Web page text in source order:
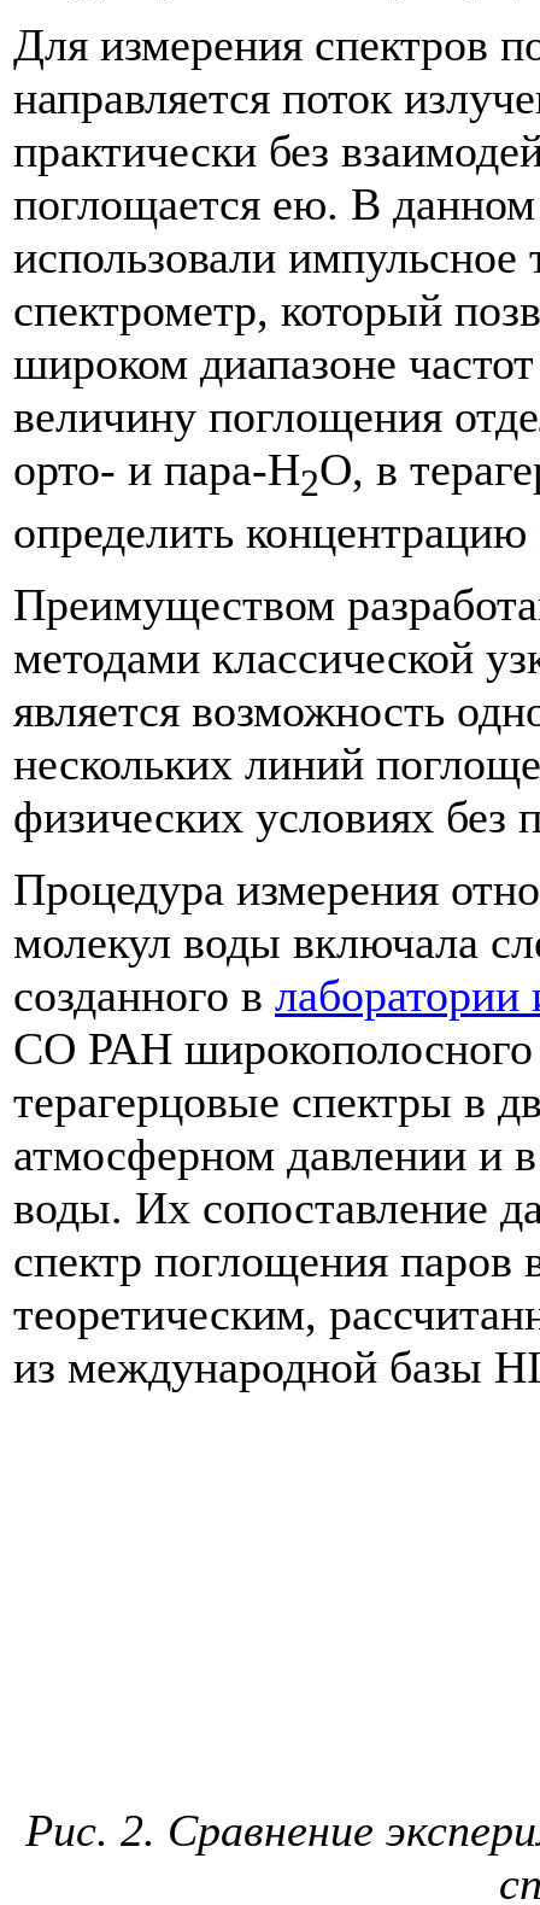
Для измерения спектров
направляется поток
практически без
поглощается ею. В
использовали импульсное
спектрометр, который
широком диапазоне
величину поглощения
орто- и пара-H2O, в
определить
Преимуществом
методами классической
является возможность
нескольких линий
физических условиях без
Процедура измерения
молекул воды включала
созданного в
СО РАН широкополосного
терагерцовые спектры в
атмосферном давлении и
воды. Их сопоставление
спектр поглощения паров
теоретическим,
из международной базы
Рис. 2. Сравнение